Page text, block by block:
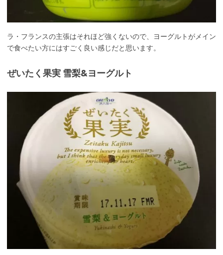
ラ・フランスの主張はそれほど強くないので、ヨーグルトがメイン
で食べたい方にはすごく良い感じだと思います。
ぜいたく果実 雪梨&ヨーグルト